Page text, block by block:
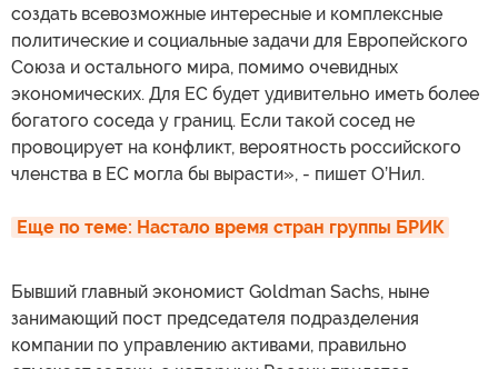
создать всевозможные интересные и комплексные
политические и социальные задачи для Европейского
Союза и остального мира, помимо очевидных
экономических. Для ЕС будет удивительно иметь более
богатого соседа у границ. Если такой сосед не
провоцирует на конфликт, вероятность российского
членства в ЕС могла бы вырасти», - пишет О’Нил.
Еще по теме: Настало время стран группы БРИК
Бывший главный экономист Goldman Sachs, ныне
занимающий пост председателя подразделения
компании по управлению активами, правильно